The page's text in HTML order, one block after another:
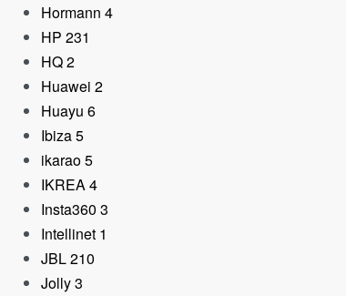
Hormann 4
HP 231
HQ2
Huawei 2
Huayu 6
Ibiza5
ikarao5
IKREA4
Insta360 3
Intellinet 1
JBL210
Jolly3